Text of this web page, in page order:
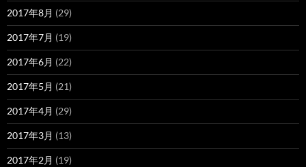
2017年8月 (29)
2017年7月 (19)
2017年6月 (22)
2017年5月 (21)
2017年4月 (29)
2017年3月 (13)
2017年2月 (19)